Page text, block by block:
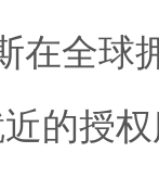
在全球
的授